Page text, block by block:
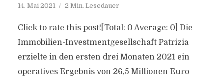
14. Mai 2021 2 Min. Lesedauer
Click to rate this post![Total: 0 Average: 0] Die
Immobilien-Investmentgesellschaft Patrizia
erzielte in den ersten drei Monaten 2021 ein
operatives Ergebnis von 26,5 Millionen Euro